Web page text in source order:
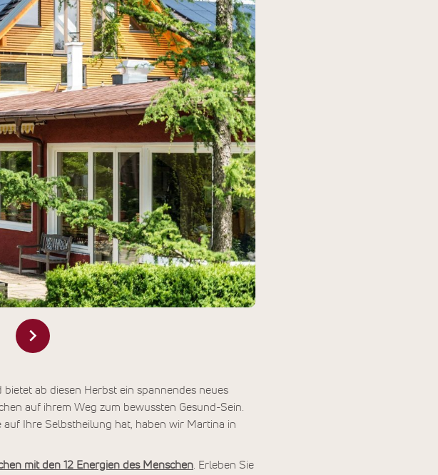
ab diesen Herbst ein spannendes neues
auf ihrem Weg zum bewussten Gesund-Sein.
Ihre Selbstheilung hat, haben wir Martina in
mit den 12 Energien des Menschen . Erleben Sie